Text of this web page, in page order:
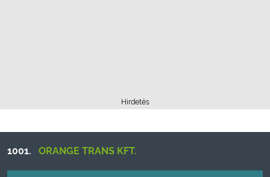
Hirdetés
1001. ORANGE TRANS KFT.